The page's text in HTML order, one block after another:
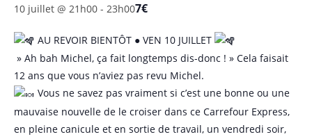
10 juillet @ 21h00 - 23h007€
AU REVOIR BIENTÔT ● VEN 10 JUILLET
» Ah bah Michel, ça fait longtemps dis-donc ! » Cela faisait
12 ans que vous n’aviez pas revu Michel.
Vous ne savez pas vraiment si c’est une bonne ou une
mauvaise nouvelle de le croiser dans ce Carrefour Express,
en pleine canicule et en sortie de travail, un vendredi soir,